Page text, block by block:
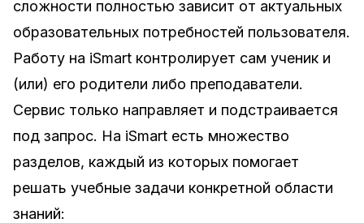
сложности полностью зависит от актуальных
образовательных потребностей пользователя.
Работу на iSmart контролирует сам ученик и
(или) его родители либо преподаватели.
Сервис только направляет и подстраивается
под запрос. На iSmart есть множество
разделов, каждый из которых помогает
решать учебные задачи конкретной области
знаний: